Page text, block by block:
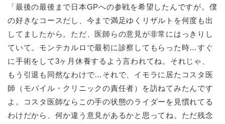
「最後の最後まで日本GPへの参戦を希望したんですが。僕
の好きなコースだし、今まで満足ゆくリザルトを何度も出
してましたから。ただ、医師らの意見が非常にはっきりし
ていて。モンテカルロで最初に診察してもらった時…すぐ
に手術をして3ヶ月休養するよう言われてね。それじゃ、
もう引退も同然なわけで…それで、イモラに居たコスタ医
師（モバイル・クリニックの責任者）を訪ねてみたんです
よ。コスタ医師ならこの手の状態のライダーを見慣れてる
わけだから、何か違う意見があるかと思ってね。ただ残念